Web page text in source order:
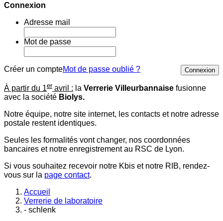
Connexion
Adresse mail
Mot de passe
Créer un compte Connexion
Mot de passe oublié ?
À partir du 1er avril : la Verrerie Villeurbannaise fusionne
avec la société Biolys.
Notre équipe, notre site internet, les contacts et notre adresse
postale restent identiques.
Seules les formalités vont changer, nos coordonnées
bancaires et notre enregistrement au RSC de Lyon.
Si vous souhaitez recevoir notre Kbis et notre RIB, rendez-
vous sur la page contact.
Accueil
Verrerie de laboratoire
- schlenk